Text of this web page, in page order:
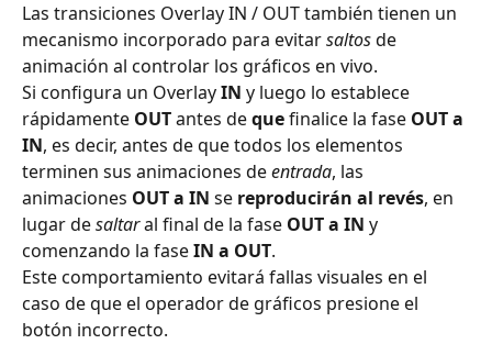
Las transiciones Overlay IN / OUT también tienen un
mecanismo incorporado para evitar saltos de
animación al controlar los gráficos en vivo.
Si configura un Overlay IN y luego lo establece
rápidamente OUT antes de que finalice la fase OUT a
IN, es decir, antes de que todos los elementos
terminen sus animaciones de entrada, las
animaciones OUT a IN se reproducirán al revés, en
lugar de saltar al final de la fase OUT a IN y
comenzando la fase IN a OUT.
Este comportamiento evitará fallas visuales en el
caso de que el operador de gráficos presione el
botón incorrecto.